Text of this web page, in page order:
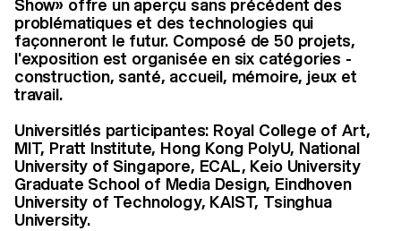
Show» offre un aperçu sans précédent des
problématiques et des technologies qui
façonneront le futur. Composé de 50 projets,
l'exposition est organisée en six catégories -
construction, santé, accueil, mémoire, jeux et
travail.
Universitlés participantes: Royal College of Art,
MIT, Pratt Institute, Hong Kong PolyU, National
University of Singapore, ECAL, Keio University
Graduate School of Media Design, Eindhoven
University of Technology, KAIST, Tsinghua
University.